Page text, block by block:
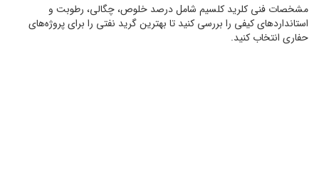
مشخصات فنی کلرید کلسیم شامل درصد خلوص، چگالی، رطوبت و
استانداردهای کیفی را بررسی کنید تا بهترین گرید نفتی را برای پروژه‌های
حفاری انتخاب کنید.